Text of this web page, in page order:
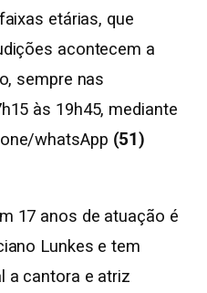
etárias, que
acontecem a
sempre nas
às 19h45, mediante
whatsApp (51)
17 anos de atuação é
Lunkes e tem
a cantora e atriz